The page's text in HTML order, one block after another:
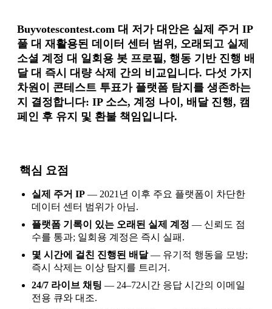
Buyvotescontest.com 대 저가 대안은 실제 주거 IP
풀 대 재활용된 데이터 센터 범위, 오래되고 실제
소셜 계정 대 일회용 봇 프로필, 행동 기반 진행 배
달 대 즉시 대량 삭제 간의 비교입니다. 다섯 가지
차원이 콘테스트 투표가 플랫폼 탐지를 생존하는
지 결정합니다: IP 소스, 계정 나이, 배달 진행, 캠
페인 후 유지 및 환불 책임입니다.
핵심 요점
실제 주거 IP — 2021년 이후 주요 플랫폼이 차단한
데이터 센터 범위가 아님.
플랫폼 기록이 있는 오래된 실제 계정 — 신뢰도 점
수를 통과; 일회용 계정은 즉시 실패.
몇 시간에 걸친 진행된 배달— 유기적 행동을 모방;
즉시 삭제는 이상 탐지를 트리거.
24/7 라이브 채팅 — 24–72시간 응답 시간의 이메일
전용 큐와 대조.